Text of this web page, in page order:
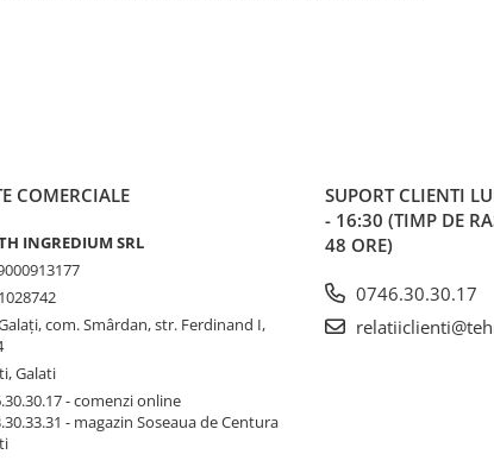
COMERCIALE
INGREDIUM SRL
com. Smârdan, str. Ferdinand I,
Galati
- comenzi online
- magazin Soseaua de Centura
SUPORT CLIENTI
- 16:30 (TIMP DE
48 ORE)
0746.30.30.17